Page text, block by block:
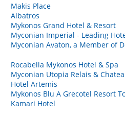
Makis Place
Albatros
Mykonos Grand Hotel & Resort
Myconian Imperial - Leading
Myconian Avaton, a Member of
Rocabella Mykonos Hotel & Spa
Myconian Utopia Relais &
Hotel Artemis
Mykonos Blu A Grecotel Resort
Kamari Hotel